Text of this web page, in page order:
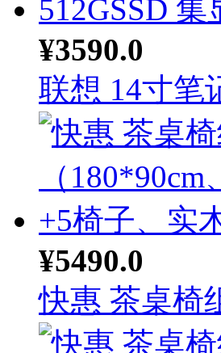
¥3590.0
联想 14寸笔
¥5490.0
快惠 茶桌椅